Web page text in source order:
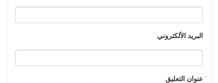
البريد الألكتروني
عنوان التعليق